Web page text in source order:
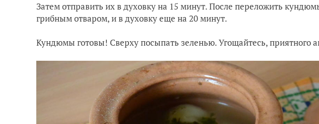
Затем отправить их в духовку на 15 минут. После переложить
грибным отваром, и в духовку еще на 20 минут.
Кундюмы готовы! Сверху посыпать зеленью. Угощайтесь, приятного